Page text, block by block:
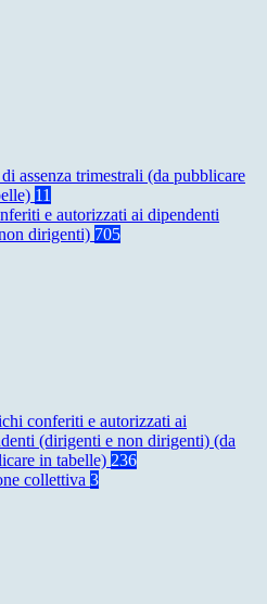
assenza trimestrali (da pubblicare
11
e autorizzati ai dipendenti
dirigenti) 705
conferiti e autorizzati ai
(dirigenti e non dirigenti) (da
in tabelle) 236
collettiva 3